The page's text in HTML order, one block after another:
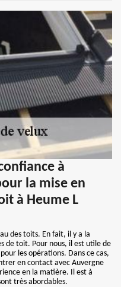
à
la mise en
à Heume L
des toits. En fait, il y a la
de toit. Pour nous, il est utile de
les opérations. Dans ce cas,
en contact avec Auvergne
en la matière. Il est à
très abordables.